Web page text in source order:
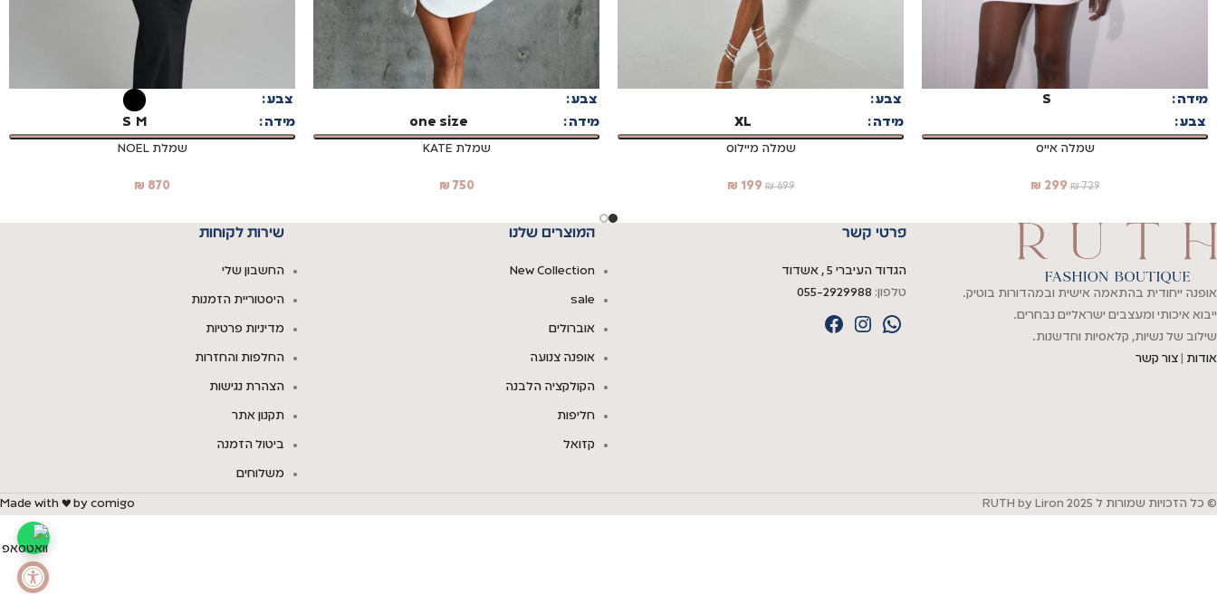
פתח סרגל
בחר אפשרויות
מידה
S
צבע
שמלה אייס
₪729
₪ 299
בחר אפשרויות
צבע
מידה
XL
שמלה מיילוס
₪699
₪ 199
בחר אפשרויות
צבע
מידה
one size
שמלת KATE
₪ 750
בחר אפשרויות
צבע
מידה
M
S
שמלת NOEL
₪ 870
אופנה ייחודית בהתאמה אישית ובמהדורות בוטיק.
ייבוא איכותי ומעצבים ישראליים נבחרים.
שילוב של נשיות, קלאסיות וחדשנות.
אודות
צור קשר
פרטי קשר
הגדוד העיברי 5 , אשדוד
טלפון: 055-2929988
המוצרים שלנו
New Collection
sale
אוברולים
אופנה צנועה
הקולקציה הלבנה
חליפות
קזואל
שירות לקוחות
החשבון שלי
היסטוריית הזמנות
מדיניות פרטיות
החלפות והחזרות
הצהרת נגישות
תקנון אתר
ביטול הזמנה
משלוחים
Made with ♥ by comigo © כל הזכויות שמורות ל RUTH by Liron 2025